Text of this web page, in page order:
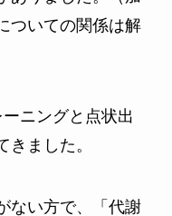
ついての関係は解
ニングと点状出
ました。
ない方で、「代謝